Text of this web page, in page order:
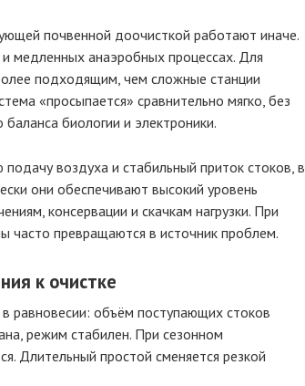
почвенной доочисткой работают иначе.
медленных анаэробных процессах. Для
подходящим, чем сложные станции
«просыпается» сравнительно мягко, без
биологии и электроники.
воздуха и стабильный приток стоков, в
они обеспечивают высокий уровень
консервации и скачкам нагрузки. При
часто превращаются в источник проблем.
к очистке
равновесии: объём поступающих стоков
режим стабилен. При сезонном
Длительный простой сменяется резкой